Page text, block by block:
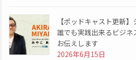
【ポッドキャスト更新
誰でも実践出来るビジ
お伝えします
2026年6月15日